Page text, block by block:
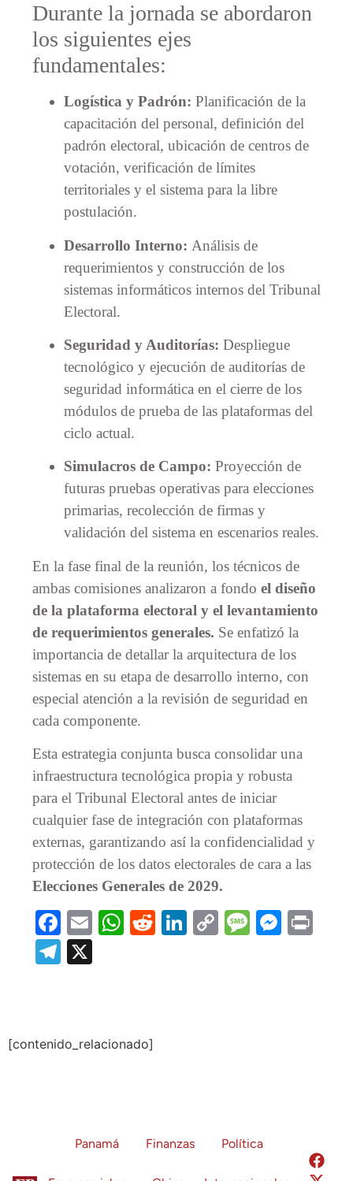
Durante la jornada se abordaron
los siguientes ejes
fundamentales:
Logística y Padrón: Planificación de la
capacitación del personal, definición del
padrón electoral, ubicación de centros de
votación, verificación de límites
territoriales y el sistema para la libre
postulación.
Desarrollo Interno: Análisis de
requerimientos y construcción de los
sistemas informáticos internos del Tribunal
Electoral.
Seguridad y Auditorías: Despliegue
tecnológico y ejecución de auditorías de
seguridad informática en el cierre de los
módulos de prueba de las plataformas del
ciclo actual.
Simulacros de Campo: Proyección de
futuras pruebas operativas para elecciones
primarias, recolección de firmas y
validación del sistema en escenarios reales.
En la fase final de la reunión, los técnicos de
ambas comisiones analizaron a fondo el diseño
de la plataforma electoral y el levantamiento
de requerimientos generales. Se enfatizó la
importancia de detallar la arquitectura de los
sistemas en su etapa de desarrollo interno, con
especial atención a la revisión de seguridad en
cada componente.
Esta estrategia conjunta busca consolidar una
infraestructura tecnológica propia y robusta
para el Tribunal Electoral antes de iniciar
cualquier fase de integración con plataformas
externas, garantizando así la confidencialidad y
protección de los datos electorales de cara a las
Elecciones Generales de 2029.
Facebook
EmailWhatsApp
RedditLinkedIn
CopyMessage
Telegram
[contenido_relacionado]
Panamá Finanzas Política